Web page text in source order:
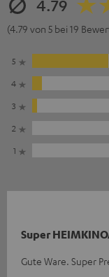
4.79
(4.79 von 5 bei 19
5
4
3
2
1
Super
Gute Ware. Super